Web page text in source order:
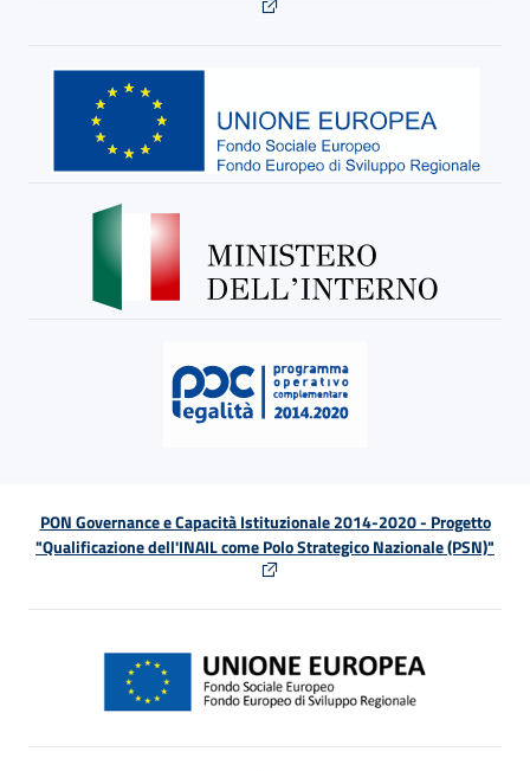
PON Governance e Capacità Istituzionale 2014-2020 - Progetto
"Qualificazione dell'INAIL come Polo Strategico Nazionale (PSN)"